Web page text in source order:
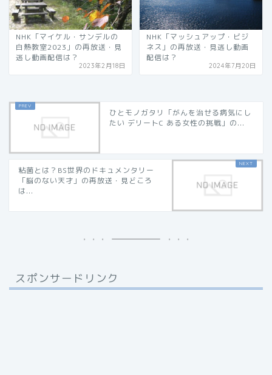
NHK「マイケル・サンデルの
白熱教室2023」の再放送・見
逃し動画配信は？
2023年2月18日
NHK「マッシュアップ・ビジ
ネス」の再放送・見逃し動画
配信は？
2024年7月20日
ひとモノガタリ「がんを治せる病気にし
たい デリートC ある女性の挑戦」の...
粘菌とは？BS世界のドキュメンタリー
「脳のない天才」の再放送・見どころ
は...
スポンサードリンク